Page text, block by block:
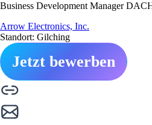
Business Development Manager
Arrow Electronics, Inc.
Standort: Gilching
Jetzt bewerben